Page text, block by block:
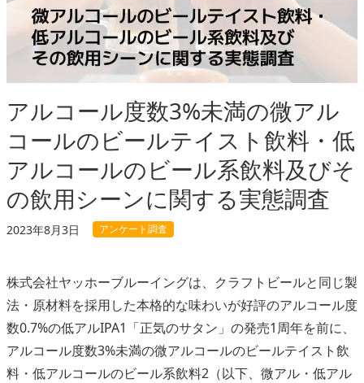
アルコール度数3%未満の微アル
コールのビールテイスト飲料・低
アルコールのビール系飲料及びそ
の飲用シーンに関する実態調査
2023年8月3日 アンケート調査
株式会社ヤッホーブルーイングは、クラフトビールと同じ製
法・原材料を採用した本格的な味わいが好評のアルコール度
数0.7%の低アルIPA1「正気のサタン」の発売1周年を前に、
アルコール度数3%未満の微アルコールのビールテイスト飲
料・低アルコールのビール系飲料2（以下、微アル・低アル